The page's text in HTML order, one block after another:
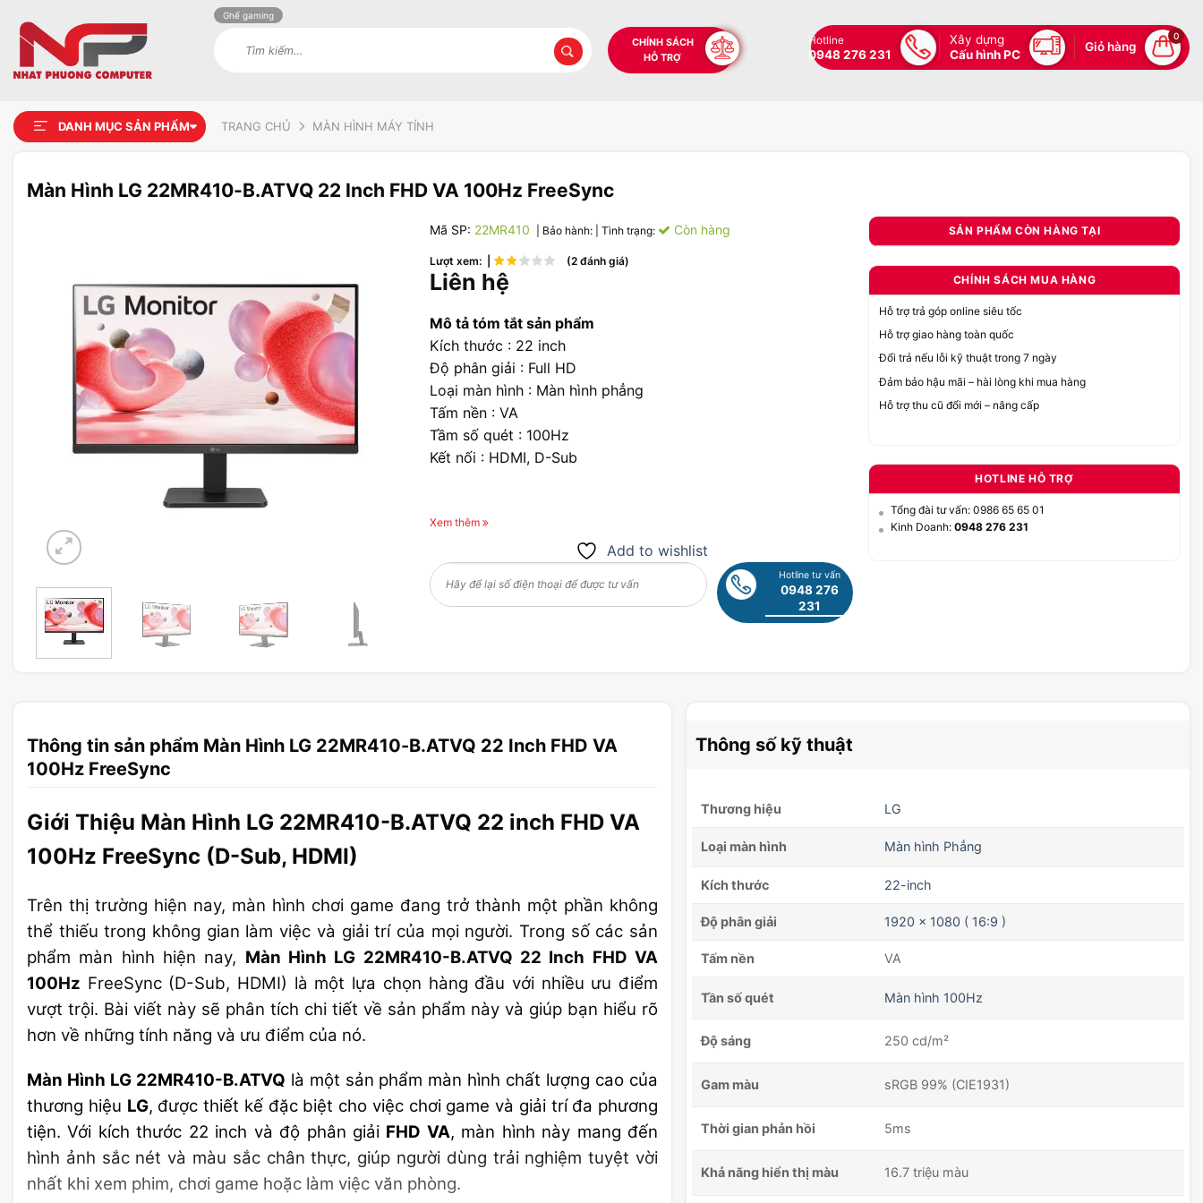
Ghế gaming
CHÍNH SÁCH
HỖ TRỢ
Hotline
0948 276 231
Xây dựng
Cấu hình PC
Giỏ hàng
0
DANH MỤC SẢN PHẨM TRANG CHỦ MÀN HÌNH MÁY TÍNH
Màn Hình LG 22MR410-B.ATVQ 22 Inch FHD VA 100Hz FreeSync
Add to
wishlist
Mã SP: 22MR410 | Bảo hành: | Tình trạng: Còn hàng
Lượt xem: | (2 đánh giá)
Liên hệ
Mô tả tóm tắt sản phẩm
Kích thước : 22 inch
Độ phân giải : Full HD
Loại màn hình : Màn hình phẳng
Tấm nền : VA
Tầm số quét : 100Hz
Kết nối : HDMI, D-Sub
Xem thêm
Add to wishlist
Hotline tư vấn
0948 276
231
SẢN PHẨM CÒN HÀNG TẠI
CHÍNH SÁCH MUA HÀNG
Hỗ trợ trả góp online siêu tốc
Hỗ trợ giao hàng toàn quốc
Đổi trả nếu lỗi kỹ thuật trong 7 ngày
Đảm bảo hậu mãi – hài lòng khi mua hàng
Hỗ trợ thu cũ đổi mới – nâng cấp
HOTLINE HỖ TRỢ
Tổng đài tư vấn: 0986 65 65 01
Kinh Doanh: 0948 276 231
Thông tin sản phẩm Màn Hình LG 22MR410-B.ATVQ 22 Inch FHD VA
100Hz FreeSync
Giới Thiệu Màn Hình LG 22MR410-B.ATVQ 22 inch FHD VA
100Hz FreeSync (D-Sub, HDMI)
Trên thị trường hiện nay, màn hình chơi game đang trở thành một phần không
thể thiếu trong không gian làm việc và giải trí của mọi người. Trong số các sản
phẩm màn hình hiện nay, Màn Hình LG 22MR410-B.ATVQ 22 Inch FHD VA
100Hz FreeSync (D-Sub, HDMI) là một lựa chọn hàng đầu với nhiều ưu điểm
vượt trội. Bài viết này sẽ phân tích chi tiết về sản phẩm này và giúp bạn hiểu rõ
hơn về những tính năng và ưu điểm của nó.
Màn Hình LG 22MR410-B.ATVQ là một sản phẩm màn hình chất lượng cao của
thương hiệu LG, được thiết kế đặc biệt cho việc chơi game và giải trí đa phương
tiện. Với kích thước 22 inch và độ phân giải FHD VA, màn hình này mang đến
hình ảnh sắc nét và màu sắc chân thực, giúp người dùng trải nghiệm tuyệt vời
nhất khi xem phim, chơi game hoặc làm việc văn phòng.
Thông số kỹ thuật
Thương hiệu LG
Loại màn hình Màn hình Phẳng
Kích thước 22-inch
Độ phân giải 1920 x 1080 ( 16:9 )
Tấm nền VA
Tần số quét Màn hình 100Hz
Độ sáng 250 cd/m²
Gam màu sRGB 99% (CIE1931)
Thời gian phản hồi 5ms
Khả năng hiển thị màu 16.7 triệu màu